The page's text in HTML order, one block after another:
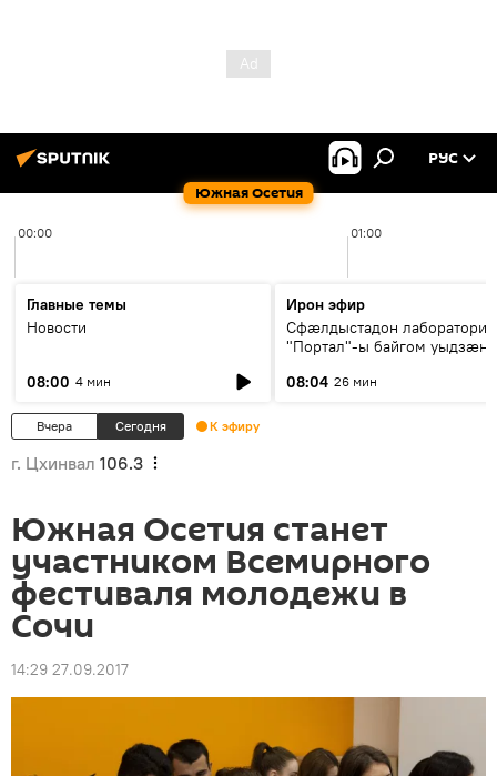
Южная Осетия
РУС
00:00 01:00
Главные темы
Новости
08:00 4 мин
Ирон эфир
Сфæлдыстадон лаборатори
"Портал"-ы байгом уыдзæн
Æхсары куыстыты равдыст
08:04 26 мин
Вчера Сегодня К эфиру
г. Цхинвал 106.3
Южная Осетия станет
участником Всемирного
фестиваля молодежи в
Сочи
14:29 27.09.2017